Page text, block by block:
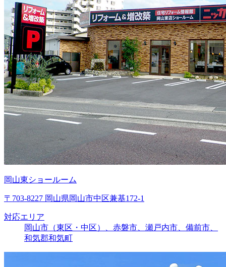
岡山東ショールーム
〒703-8227 岡山県岡山市中区兼基172-1
対応エリア
岡山市（東区・中区）、赤磐市、瀬戸内市、備前市、
和気郡和気町